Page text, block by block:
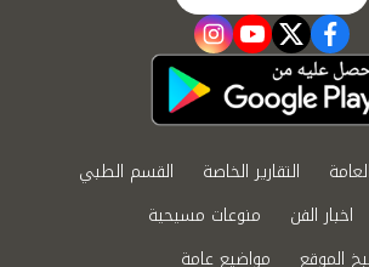
facebook
twitter
youtube
instagram
التقارير الخاصة
القسم الطبي
اخبار الفن
منوعات مسيحية
الموقع مواضيع عامة